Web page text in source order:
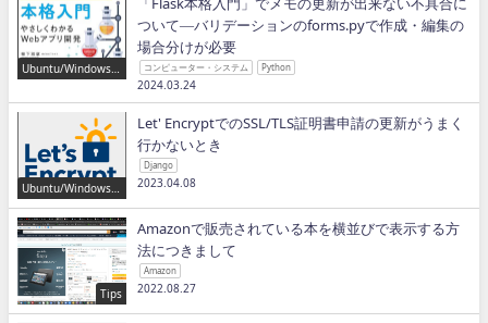
Ubuntu/Windows/P
ついて―バリデーションのforms.pyで作成・編集の
場合分けが必要
コンピューター・システム Python
2024.03.24
Ubuntu/Windows/P
ython/IT
Let' EncryptでのSSL/TLS証明書申請の更新がうまく
行かないとき
Django
2023.04.08
Tips
Amazonで販売されている本を横並びで表示する方
法につきまして
Amazon
2022.08.27